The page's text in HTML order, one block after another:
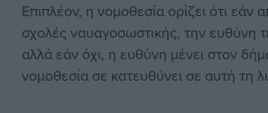
Επιπλέον, η νομοθεσία ορίζει ότι εάν
σχολές ναυαγοσωστικής, την ευθύνη
αλλά εάν όχι, η ευθύνη μένει στον
νομοθεσία σε κατευθύνει σε αυτή τη